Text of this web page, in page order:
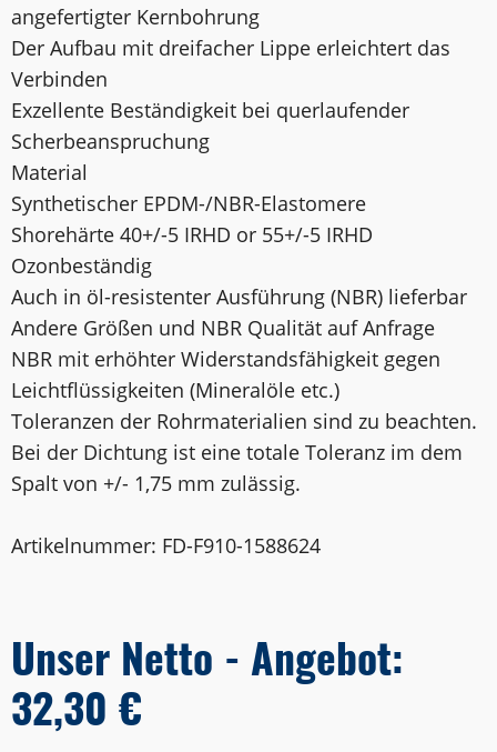
angefertigter Kernbohrung
Der Aufbau mit dreifacher Lippe erleichtert das
Verbinden
Exzellente Beständigkeit bei querlaufender
Scherbeanspruchung
Material
Synthetischer EPDM-/NBR-Elastomere
Shorehärte 40+/-5 IRHD or 55+/-5 IRHD
Ozonbeständig
Auch in öl-resistenter Ausführung (NBR) lieferbar
Andere Größen und NBR Qualität auf Anfrage
NBR mit erhöhter Widerstandsfähigkeit gegen
Leichtflüssigkeiten (Mineralöle etc.)
Toleranzen der Rohrmaterialien sind zu beachten.
Bei der Dichtung ist eine totale Toleranz im dem
Spalt von +/- 1,75 mm zulässig.
Artikelnummer: FD-F910-1588624
Unser Netto - Angebot:
32,30 €